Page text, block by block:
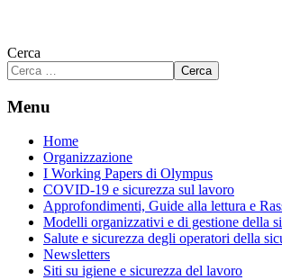
Cerca
Cerca
Menu
Home
Organizzazione
I Working Papers di Olympus
COVID-19 e sicurezza sul lavoro
Approfondimenti, Guide alla lettura e
Modelli organizzativi e di gestione della
Salute e sicurezza degli operatori della
Newsletters
Siti su igiene e sicurezza del lavoro